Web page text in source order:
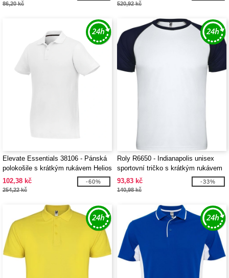
86,20 kč 520,92 kč
Elevate Essentials 38106 - Pánská
polokošile s krátkým rukávem Helios
102,38 kč
254,22 kč
-60%
Roly R6650 - Indianapolis unisex
sportovní tričko s krátkým rukávem
93,83 kč
140,98 kč
-33%